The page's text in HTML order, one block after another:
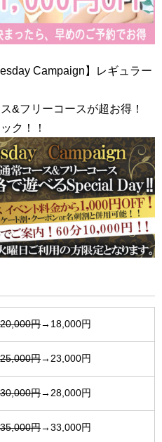
Campaign】レギュラー
&フリーコースが超お得！
ク！！
20,000円→18,000円
25,000円→23,000円
30,000円→28,000円
35,000円→33,000円